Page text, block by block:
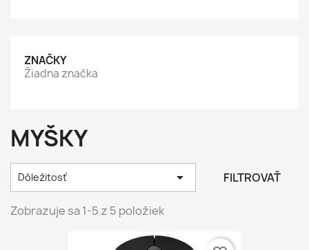
ZNAČKY
Žiadna značka
MYŠKY
Dôležitosť  FILTROVAŤ
Zobrazuje sa 1-5 z 5 položiek